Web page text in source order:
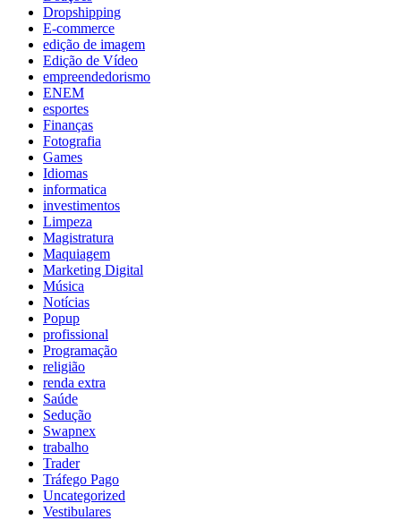
Dropshipping
E-commerce
edição de imagem
Edição de Vídeo
empreendedorismo
ENEM
esportes
Finanças
Fotografia
Games
Idiomas
informatica
investimentos
Limpeza
Magistratura
Maquiagem
Marketing Digital
Música
Notícias
Popup
profissional
Programação
religião
renda extra
Saúde
Sedução
Swapnex
trabalho
Trader
Tráfego Pago
Uncategorized
Vestibulares